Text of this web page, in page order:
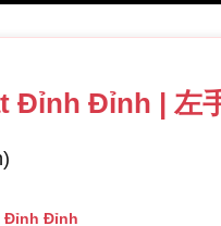
Đỉnh Đỉnh | 左
Đỉnh Đỉnh